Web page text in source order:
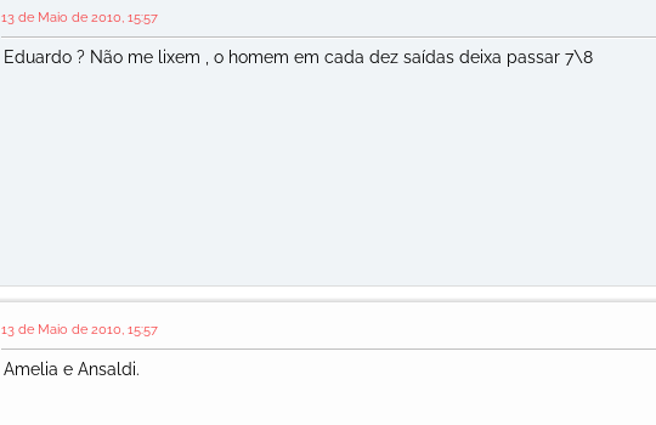
13 de Maio de 2010, 15:57
Eduardo ? Não me lixem , o homem em cada dez saídas deixa passar 7\8
13 de Maio de 2010, 15:57
Amelia e Ansaldi.